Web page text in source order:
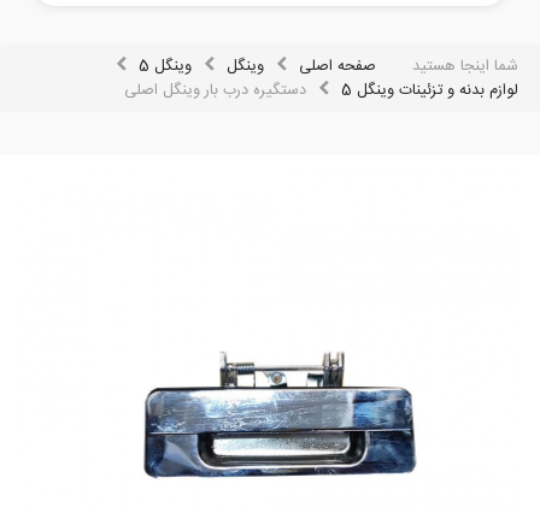
شما اینجا هستید صفحه اصلی وینگل
وینگل 5
لوازم بدنه و تزئینات وینگل 5
دستگیره درب بار وینگل اصلی